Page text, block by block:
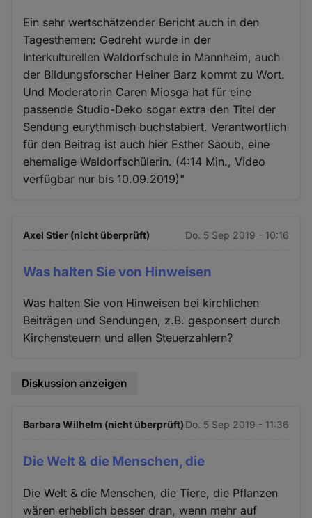
Ein sehr wertschätzender Bericht auch in den
Tagesthemen: Gedreht wurde in der
Interkulturellen Waldorfschule in Mannheim, auch
der Bildungsforscher Heiner Barz kommt zu Wort.
Und Moderatorin Caren Miosga hat für eine
passende Studio-Deko sogar extra den Titel der
Sendung eurythmisch buchstabiert. Verantwortlich
für den Beitrag ist auch hier Esther Saoub, eine
ehemalige Waldorfschülerin. (4:14 Min., Video
verfügbar nur bis 10.09.2019)"
Axel Stier (nicht überprüft) Do. 5 Sep 2019 - 10:16
Was halten Sie von Hinweisen
Was halten Sie von Hinweisen bei kirchlichen
Beiträgen und Sendungen, z.B. gesponsert durch
Kirchensteuern und allen Steuerzahlern?
Diskussion anzeigen
Barbara Wilhelm (nicht überprüft) Do. 5 Sep 2019 - 11:36
Die Welt & die Menschen, die
Die Welt & die Menschen, die Tiere, die Pflanzen
wären erheblich besser dran, wenn mehr auf